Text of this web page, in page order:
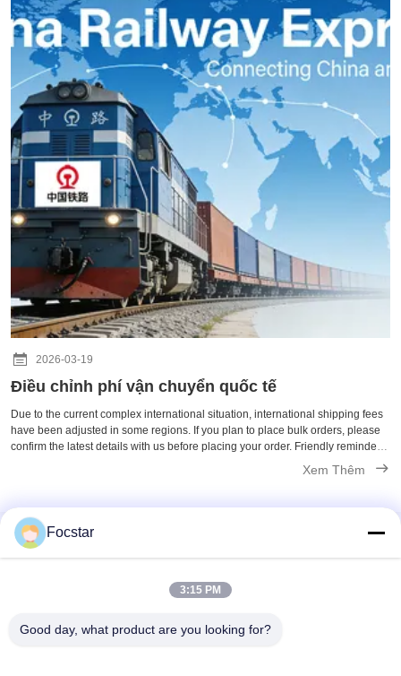
2026-03-19
Điều chỉnh phí vận chuyển quốc tế
Due to the current complex international situation, international shipping fees
have been adjusted in some regions. If you plan to place bulk orders, please
confirm the latest details with us before placing your order. Friendly reminder:
For shipments to Europe, we recommend choosing railway ...Xem Thêm
Địa chỉ
Focstar
3:15 PM
Good day, what product are you looking for?